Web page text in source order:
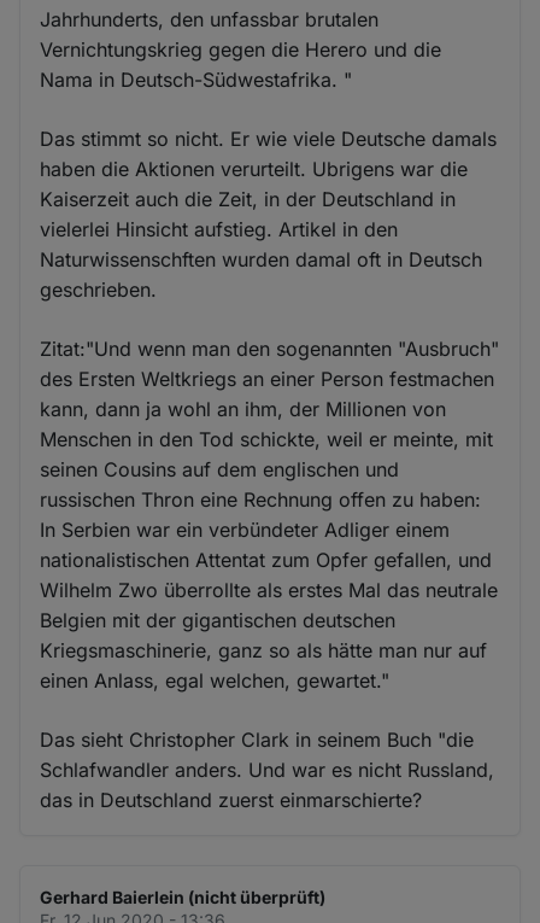
Jahrhunderts, den unfassbar brutalen
Vernichtungskrieg gegen die Herero und die
Nama in Deutsch-Südwestafrika. "
Das stimmt so nicht. Er wie viele Deutsche damals
haben die Aktionen verurteilt. Ubrigens war die
Kaiserzeit auch die Zeit, in der Deutschland in
vielerlei Hinsicht aufstieg. Artikel in den
Naturwissenschften wurden damal oft in Deutsch
geschrieben.
Zitat:"Und wenn man den sogenannten "Ausbruch"
des Ersten Weltkriegs an einer Person festmachen
kann, dann ja wohl an ihm, der Millionen von
Menschen in den Tod schickte, weil er meinte, mit
seinen Cousins auf dem englischen und
russischen Thron eine Rechnung offen zu haben:
In Serbien war ein verbündeter Adliger einem
nationalistischen Attentat zum Opfer gefallen, und
Wilhelm Zwo überrollte als erstes Mal das neutrale
Belgien mit der gigantischen deutschen
Kriegsmaschinerie, ganz so als hätte man nur auf
einen Anlass, egal welchen, gewartet."
Das sieht Christopher Clark in seinem Buch "die
Schlafwandler anders. Und war es nicht Russland,
das in Deutschland zuerst einmarschierte?
Gerhard Baierlein (nicht überprüft)